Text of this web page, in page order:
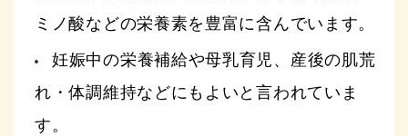
ミノ酸などの栄養素を豊富に含んでいます。
妊娠中の栄養補給や母乳育児、産後の肌荒
れ・体調維持などにもよいと言われていま
す。